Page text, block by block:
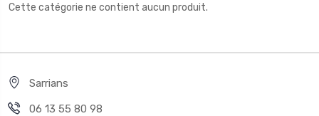
Cette catégorie ne contient aucun produit.
Sarrians
06 13 55 80 98